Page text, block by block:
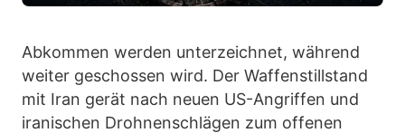
Abkommen werden unterzeichnet, während
weiter geschossen wird. Der Waffenstillstand
mit Iran gerät nach neuen US-Angriffen und
iranischen Drohnenschlägen zum offenen